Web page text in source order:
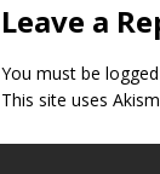
Leave a
You must be
This site uses